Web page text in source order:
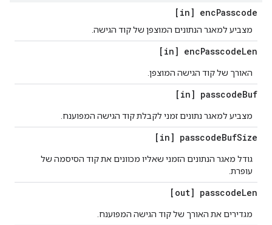
[in] encPasscode
מצביע למאגר הנתונים המוצפן של קוד הגישה.
[in] encPasscodeLen
האורך של קוד הגישה המוצפן.
[in] passcodeBuf
מצביע למאגר נתונים זמני לקבלת קוד הגישה המפוענח.
[in] passcodeBufSize
גודל מאגר הנתונים הזמני שאליו מכוונים את קוד הסיסמה של
עופרת.
[out] passcodeLen
מגדירים את האורך של קוד הגישה המפוענח.